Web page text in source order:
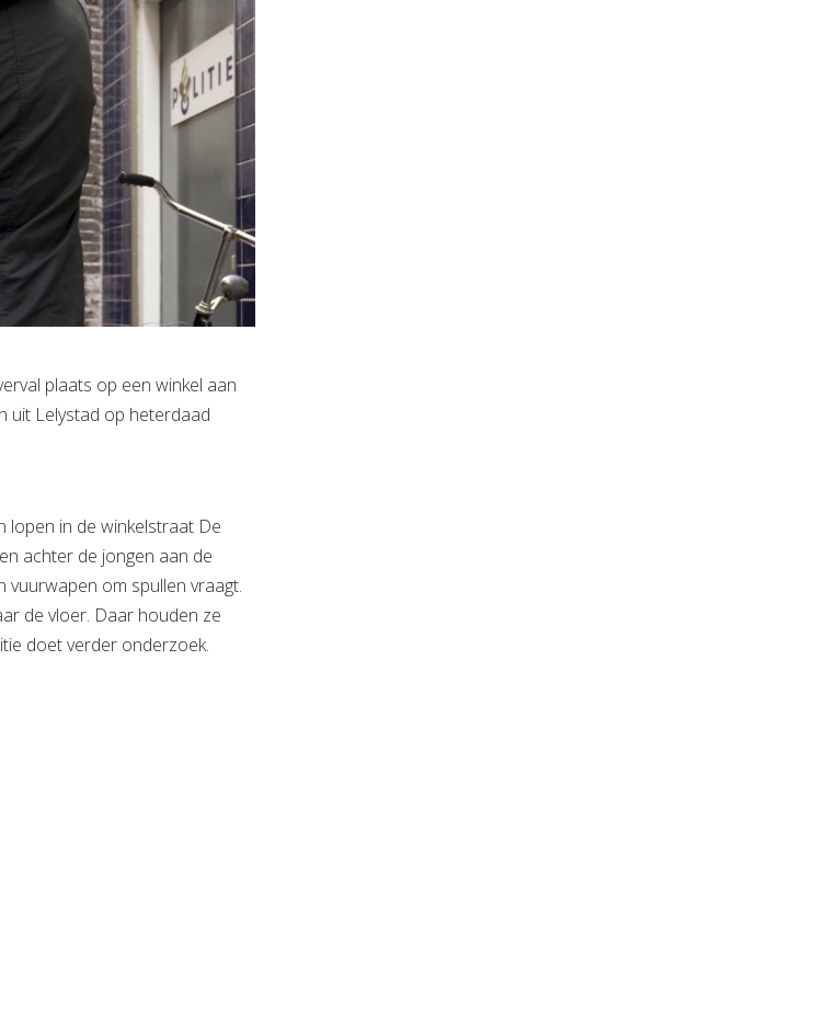
plaats op een winkel aan
uit Lelystad op heterdaad
lopen in de winkelstraat De
achter de jongen aan de
vuurwapen om spullen vraagt.
de vloer. Daar houden ze
doet verder onderzoek.